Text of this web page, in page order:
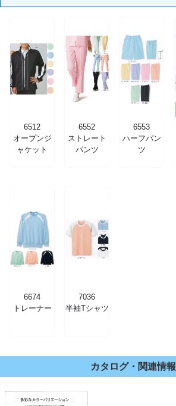
6512
オープンジ
ャケット
6552
ストレート
パンツ
6553
ハーフパン
ツ
6674
トレーナー
7036
半袖Tシャツ
カタログ・関連情報